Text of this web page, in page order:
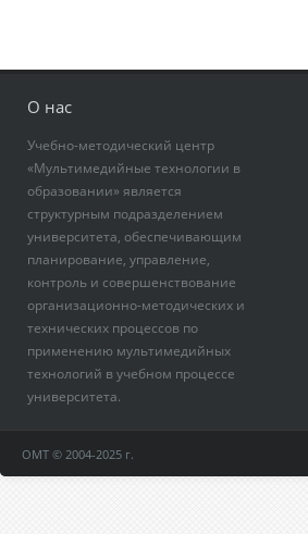
О нас
Учебно-методический центр
«Мультимедийные технологии в
образовании» является
структурным подразделением
университета, обеспечивающим
планирование, управление,
контроль и совершенствование
организационно-методических и
технических процессов по
применению мультимедийных
технологий в учебном процессе
университета.
ОМТ © 2004-2025 г.